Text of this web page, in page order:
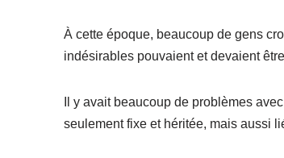
À cette époque, beaucoup de gens
indésirables pouvaient et devaient
Il y avait beaucoup de problèmes
seulement fixe et héritée, mais aussi